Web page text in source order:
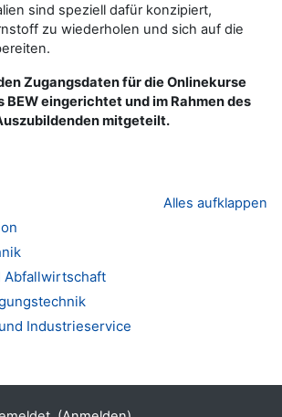
sind speziell dafür konzipiert,
zu wiederholen und sich auf die
Zugangsdaten für die Onlinekurse
BEW eingerichtet und im Rahmen des
mitgeteilt.
Alles aufklappen
Abfallwirtschaft
Industrieservice